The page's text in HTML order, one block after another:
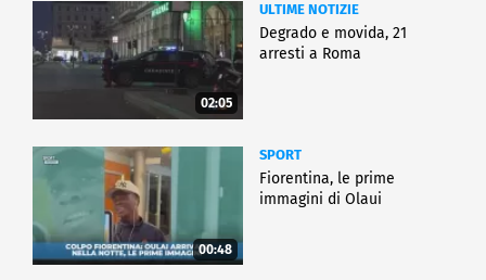
02:05
ULTIME NOTIZIE
Degrado e movida, 21
arresti a Roma
00:48
SPORT
Fiorentina, le prime
immagini di Olaui